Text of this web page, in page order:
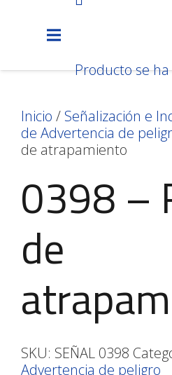
Productose ha
Inicio / Señalización e
de Advertencia de
de atrapamiento
0398 –
de
SKU: SEÑAL 0398
Advertencia de peligro